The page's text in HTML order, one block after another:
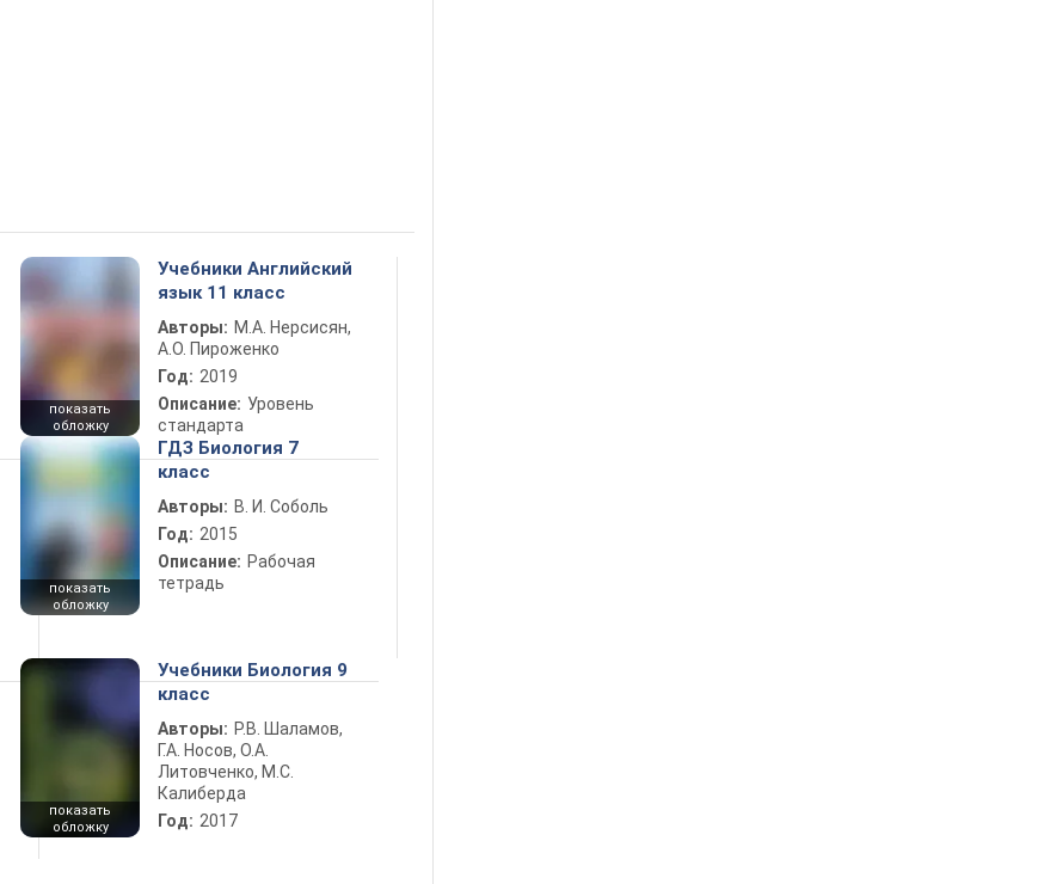
показать
обложку
Учебники Английский
язык 11 класс
Авторы: М.А. Нерсисян,
А.О. Пироженко
Год: 2019
Описание: Уровень
стандарта
показать
обложку
ГДЗ Биология 7
класс
Авторы: В. И. Соболь
Год: 2015
Описание: Рабочая
тетрадь
показать
обложку
Учебники Биология 9
класс
Авторы: Р.В. Шаламов,
Г.А. Носов, О.А.
Литовченко, М.С.
Калиберда
Год: 2017